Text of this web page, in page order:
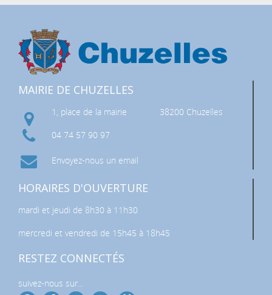
MAIRIE DE CHUZELLES
1, place de la mairie
38200 Chuzelles
04 74 57 90 97
Envoyez-nous un email
HORAIRES D'OUVERTURE
mardi et jeudi de 8h30 à 11h30
mercredi et vendredi de 15h45 à 18h45
RESTEZ CONNECTÉS
suivez-nous sur...